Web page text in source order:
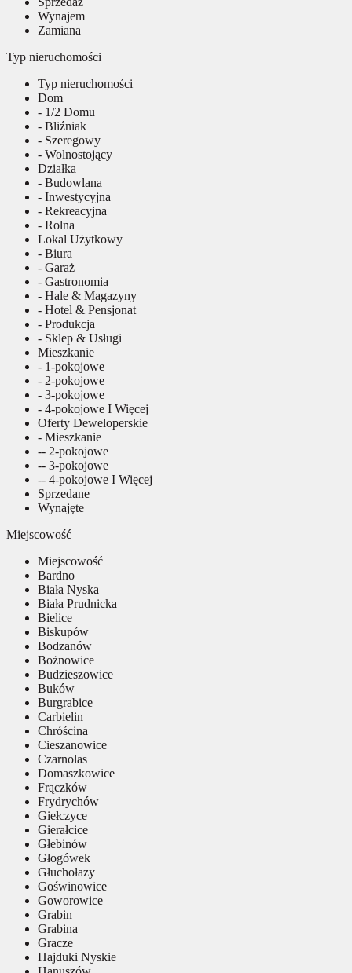
Wynajem
Zamiana
Typ nieruchomości
Typ nieruchomości
Dom
- 1/2 Domu
- Bliźniak
- Szeregowy
- Wolnostojący
Działka
- Budowlana
- Inwestycyjna
- Rekreacyjna
- Rolna
Lokal Użytkowy
- Biura
- Garaż
- Gastronomia
- Hale & Magazyny
- Hotel & Pensjonat
- Produkcja
- Sklep & Usługi
Mieszkanie
- 1-pokojowe
- 2-pokojowe
- 3-pokojowe
- 4-pokojowe I Więcej
Oferty Deweloperskie
- Mieszkanie
-- 2-pokojowe
-- 3-pokojowe
-- 4-pokojowe I Więcej
Sprzedane
Wynajęte
Miejscowość
Miejscowość
Bardno
Biała Nyska
Biała Prudnicka
Bielice
Biskupów
Bodzanów
Bożnowice
Budzieszowice
Buków
Burgrabice
Carbielin
Chróścina
Cieszanowice
Czarnolas
Domaszkowice
Frączków
Frydrychów
Giełczyce
Gierałcice
Głebinów
Głogówek
Głuchołazy
Goświnowice
Goworowice
Grabin
Grabina
Gracze
Hajduki Nyskie